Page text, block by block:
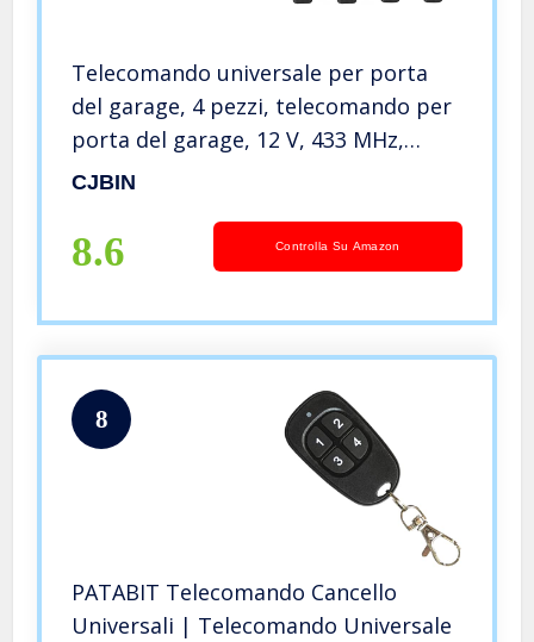
Telecomando universale per porta
del garage, 4 pezzi, telecomando per
porta del garage, 12 V, 433 MHz,
telecomando per porta del garage,
CJBIN
8.6 Controlla Su Amazon
8
PATABIT Telecomando Cancello
Universali | Telecomando Universale